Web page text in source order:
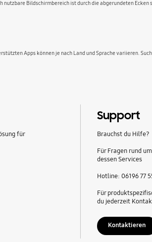
Bildschirmbereich ist durch die abgerundeten Ecken
Apps können je nach Land und Sprache variieren.
für
Support
Brauchst du Hilfe?
Für Fragen rund
dessen Services
Hotline: 06196 77
Für
du jederzeit
Kontaktieren